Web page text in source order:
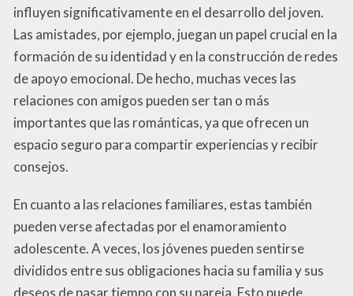
influyen significativamente en el desarrollo del joven.
Las amistades, por ejemplo, juegan un papel crucial en la
formación de su identidad y en la construcción de redes
de apoyo emocional. De hecho, muchas veces las
relaciones con amigos pueden ser tan o más
importantes que las románticas, ya que ofrecen un
espacio seguro para compartir experiencias y recibir
consejos.
En cuanto a las relaciones familiares, estas también
pueden verse afectadas por el enamoramiento
adolescente. A veces, los jóvenes pueden sentirse
divididos entre sus obligaciones hacia su familia y sus
deseos de pasar tiempo con su pareja. Esto puede